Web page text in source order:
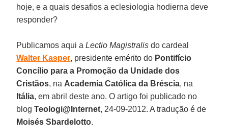
hoje, e a quais desafios a eclesiologia hodierna deve
responder?
Publicamos aqui aLectio Magistralis do cardeal
Walter Kasper, presidente emérito do Pontifício
Concílio para a Promoção da Unidade dos
Cristãos, na Academia Católica da Bréscia, na
Itália, em abril deste ano. O artigo foi publicado no
blogTeologi@Internet, 24-09-2012. A tradução é de
Moisés Sbardelotto.